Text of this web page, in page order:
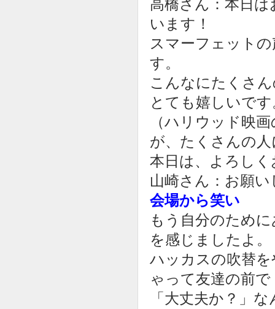
高橋さん：本日
います！
スマーフェット
す。
こんなにたくさ
とても嬉しいです
（ハリウッド映
が、たくさんの
本日は、よろし
山崎さん：お願
会場から笑い
もう自分のため
を感じましたよ。
ハッカスの吹替
ゃって友達の前
「大丈夫か？」